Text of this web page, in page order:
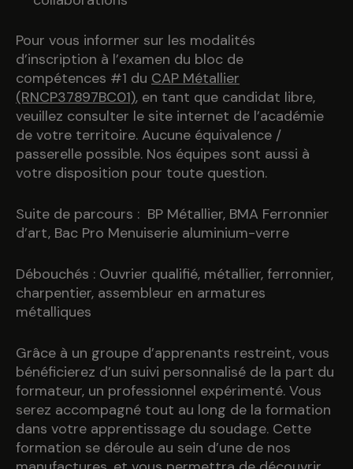
Pour vous informer sur les modalités
d’inscription à l’examen du bloc de
compétences #1 du CAP Métallier
(RNCP37897BC01), en tant que candidat libre,
veuillez consulter le site internet de l’académie
de votre territoire. Aucune équivalence /
passerelle possible. Nos équipes sont aussi à
votre disposition pour toute question.
Suite de parcours : BP Métallier, BMA Ferronnier
d’art, Bac Pro Menuiserie aluminium-verre
Débouchés : Ouvrier qualifié, métallier, ferronnier,
charpentier, assembleur en armatures
métalliques
Grâce à un groupe d’apprenants restreint, vous
bénéficierez d’un suivi personnalisé de la part du
formateur, un professionnel expérimenté. Vous
serez accompagné tout au long de la formation
dans votre apprentissage du soudage. Cette
formation se déroule au sein d’une de nos